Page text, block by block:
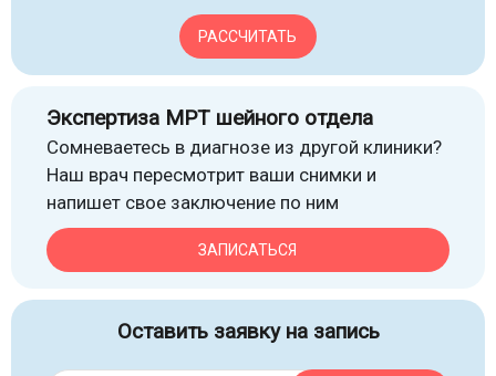
РАССЧИТАТЬ
Экспертиза МРТ шейного отдела
Сомневаетесь в диагнозе из другой клиники?
Наш врач пересмотрит ваши снимки и
напишет свое заключение по ним
ЗАПИСАТЬСЯ
Оставить заявку на запись